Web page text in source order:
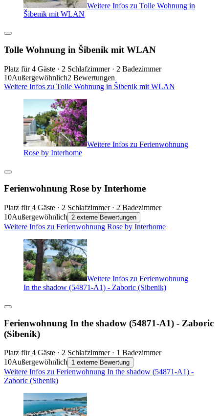
Weitere Infos zu Tolle Wohnung in
Šibenik mit WLAN
Tolle Wohnung in Šibenik mit WLAN
Platz für 4 Gäste · 2 Schlafzimmer · 2 Badezimmer
10Außergewöhnlich2 Bewertungen
Weitere Infos zu Tolle Wohnung in Šibenik mit WLAN
Weitere Infos zu Ferienwohnung
Rose by Interhome
Ferienwohnung Rose by Interhome
Platz für 4 Gäste · 2 Schlafzimmer · 2 Badezimmer
10Außergewöhnlich 2 externe Bewertungen
Weitere Infos zu Ferienwohnung Rose by Interhome
Weitere Infos zu Ferienwohnung
In the shadow (54871-A1) - Zaboric (Sibenik)
Ferienwohnung In the shadow (54871-A1) - Zaboric
(Sibenik)
Platz für 4 Gäste · 2 Schlafzimmer · 1 Badezimmer
10Außergewöhnlich 1 externe Bewertung
Weitere Infos zu Ferienwohnung In the shadow (54871-A1) -
Zaboric (Sibenik)